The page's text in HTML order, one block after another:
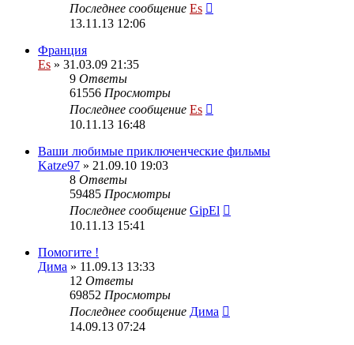
Последнее сообщение Es
13.11.13 12:06
Франция
Es » 31.03.09 21:35
9 Ответы
61556 Просмотры
Последнее сообщение Es
10.11.13 16:48
Ваши любимые приключенческие фильмы
Katze97 » 21.09.10 19:03
8 Ответы
59485 Просмотры
Последнее сообщение GipEl
10.11.13 15:41
Помогите !
Дима » 11.09.13 13:33
12 Ответы
69852 Просмотры
Последнее сообщение Дима
14.09.13 07:24